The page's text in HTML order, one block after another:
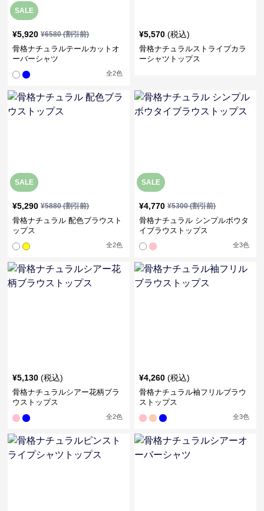
SALE
¥5,920 ¥6580(割引前)
骨格ナチュラルテールカットオ
ーバーシャツ
全2色
¥5,570 (税込)
骨格ナチュラルストライプカラ
ーシャツトップス
SALE
¥5,290 ¥5880(割引前)
骨格ナチュラル 配色ブラウスト
ップス
全2色
SALE
¥4,770 ¥5300(割引前)
骨格ナチュラル シンプルボウタ
イブラウストップス
全3色
¥5,130 (税込)
骨格ナチュラルシアー花柄ブラ
ウストップス
全2色
¥4,260 (税込)
骨格ナチュラル袖フリルブラウ
ストップス
全3色